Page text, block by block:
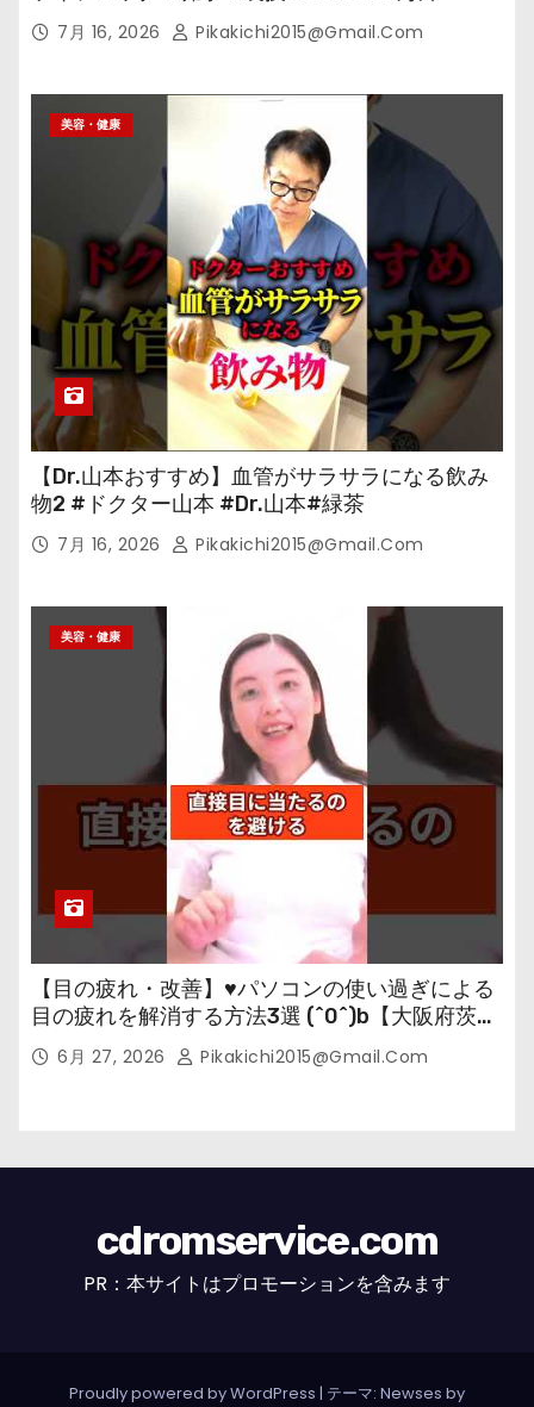
7月 16, 2026 Pikakichi2015@gmail.com
美容・健康
【Dr.山本おすすめ】血管がサラサラになる飲み
物2 #ドクター山本 #Dr.山本#緑茶
7月 16, 2026 Pikakichi2015@gmail.com
美容・健康
【目の疲れ・改善】♥パソコンの使い過ぎによる
目の疲れを解消する方法3選 (^0^)b【大阪府茨木
市の女性・美容鍼灸・整体師が教えます。】
6月 27, 2026 Pikakichi2015@gmail.com
cdromservice.com
PR：本サイトはプロモーションを含みます
Proudly powered by WordPress | テーマ: Newses by